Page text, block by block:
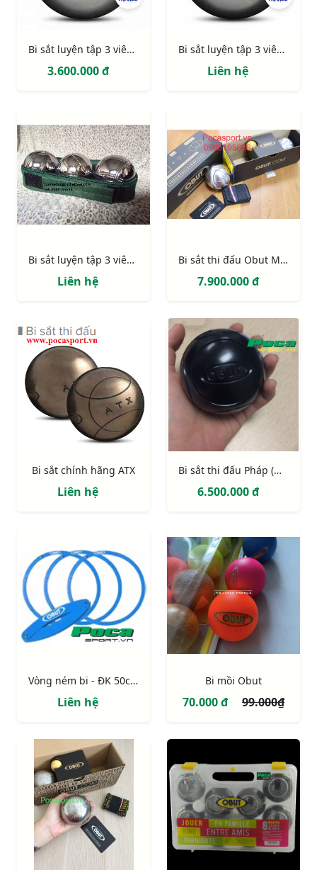
Bi sắt luyện tập 3 viên Obut Tatou
3.600.000 đ
Bi sắt luyện tập 3 viên Obut Salaman
Liên hệ
Bi sắt luyện tập 3 viên giá rẻ
Liên hệ
Bi sắt thi đấu Obut Match IT chính hãng
7.900.000 đ
Bi sắt chính hãng ATX
Liên hệ
Bi sắt thi đấu Pháp (màu đen)
6.500.000 đ
Vòng ném bi - ĐK 50cm
Liên hệ
Bi mồi Obut
70.000 đ 99.000₫